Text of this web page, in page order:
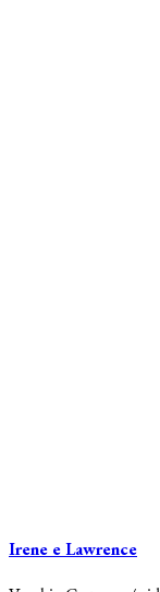
Irene e Lawrence